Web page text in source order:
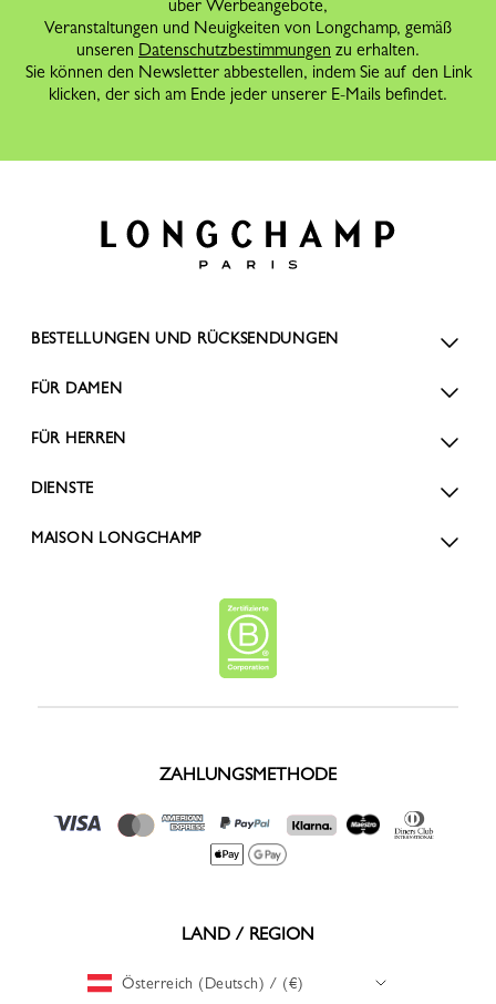
über Werbeangebote,
Veranstaltungen und Neuigkeiten von Longchamp, gemäß
unseren Datenschutzbestimmungen zu erhalten.
Sie können den Newsletter abbestellen, indem Sie auf den Link
klicken, der sich am Ende jeder unserer E-Mails befindet.
BESTELLUNGEN UND RÜCKSENDUNGEN
FÜR DAMEN
FÜR HERREN
DIENSTE
MAISON LONGCHAMP
ZAHLUNGSMETHODE
LAND / REGION
Österreich (Deutsch) / (€)